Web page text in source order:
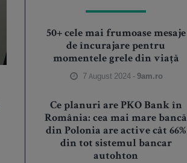
50+ cele mai frumoase mesaje
de încurajare pentru
momentele grele din viață
7 August 2024 -9am.ro
Ce planuri are PKO Bank în
România: cea mai mare bancă
din Polonia are active cât 66%
din tot sistemul bancar
autohton